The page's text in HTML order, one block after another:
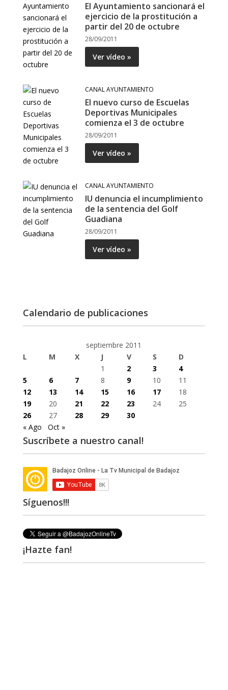
El Ayuntamiento sancionará el
ejercicio de la prostitución a
partir del 20 de octubre
28/09/2011
Ver vídeo »
CANAL AYUNTAMIENTO
El nuevo curso de Escuelas
Deportivas Municipales
comienza el 3 de octubre
28/09/2011
Ver vídeo »
CANAL AYUNTAMIENTO
IU denuncia el incumplimiento
de la sentencia del Golf
Guadiana
28/09/2011
Ver vídeo »
Calendario de publicaciones
septiembre 2011
L
M X J V S
D
1
2 3
4
5
6 7 8 9 10
11
12
13 14 15 16 17
18
19
20 21 22 23 24
25
26
27 28 29
30
« Ago
Oct »
Suscríbete a nuestro canal!
Síguenos!!!
¡Hazte fan!